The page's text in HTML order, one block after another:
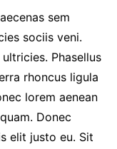
sem
sociis veni.
Phasellus
rhoncus ligula
lorem aenean
Donec
elit justo eu. Sit